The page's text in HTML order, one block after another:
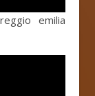
emilia